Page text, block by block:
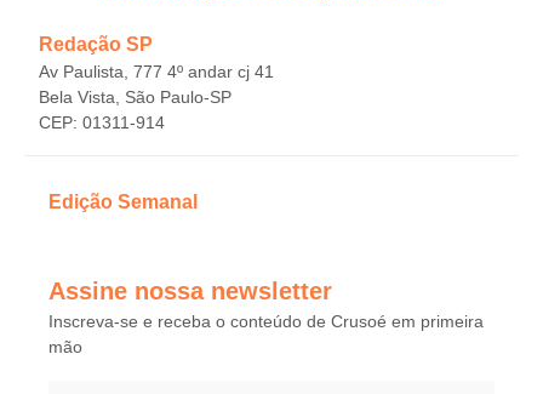
Redação SP
Av Paulista, 777 4º andar cj 41
Bela Vista, São Paulo-SP
CEP: 01311-914
Edição Semanal
Assine nossa newsletter
Inscreva-se e receba o conteúdo de Crusoé em primeira
mão